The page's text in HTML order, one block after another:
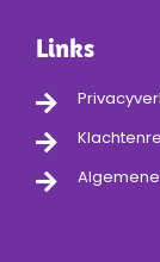
Links